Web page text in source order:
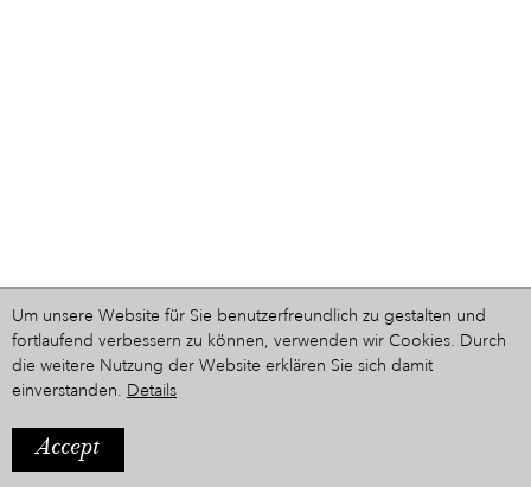
Ein Projekt aus dem Hause
Um unsere Website für Sie benutzerfreundlich zu gestalten und
fortlaufend verbessern zu können, verwenden wir Cookies. Durch
die weitere Nutzung der Website erklären Sie sich damit
einverstanden. Details
Accept